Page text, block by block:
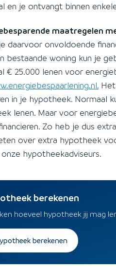
en je ontvangt binnen
maatregelen
daarvoor onvoldoende
bestaande woning kun je
€ 25.000 lenen voor
in je hypotheek. Normaal
lenen. Maar voor
Zo heb je dus
over extra hypotheek
onze hypotheekadviseurs.
berekenen
hoeveel hypotheek jij mag
berekenen